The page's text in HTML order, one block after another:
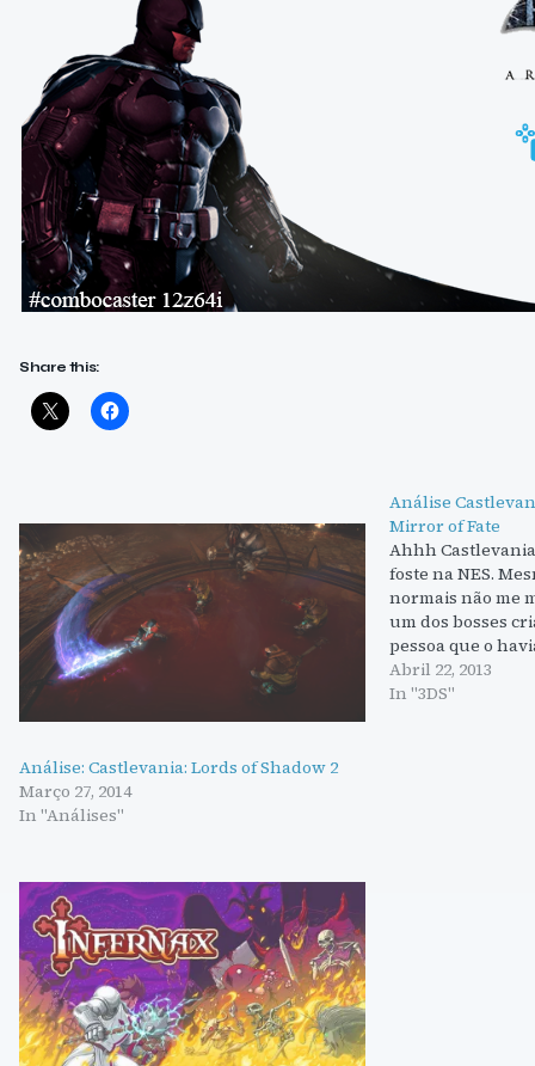
Share this:
Análise: Castlevania: Lords of Shadow 2
Março 27, 2014
In "Análises"
Análise
Mirror of Fate
Ahhh
foste na NES.
normais não me
um dos bosses
pessoa que o
depois de
Castlevania
Abril 22, 2013
In "3DS"